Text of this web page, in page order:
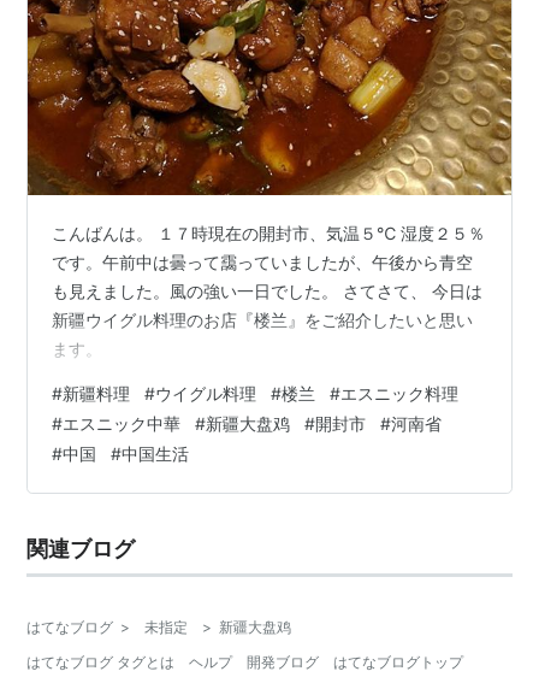
こんばんは。 １７時現在の開封市、気温５℃ 湿度２５％
です。午前中は曇って靄っていましたが、午後から青空
も見えました。風の強い一日でした。 さてさて、 今日は
新疆ウイグル料理のお店『楼兰』をご紹介したいと思い
ます。
#新疆料理 #ウイグル料理 #楼兰 #エスニック料理
#エスニック中華 #新疆大盘鸡 #開封市 #河南省
#中国 #中国生活
関連ブログ
はてなブログ > 未指定 > 新疆大盘鸡
はてなブログ タグとは
ヘルプ 開発ブログ はてなブログトップ